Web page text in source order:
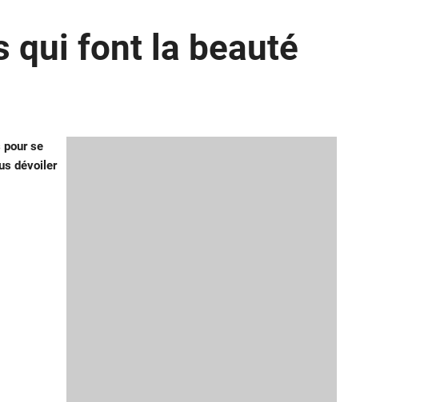
qui font la beauté
pour se
dévoiler